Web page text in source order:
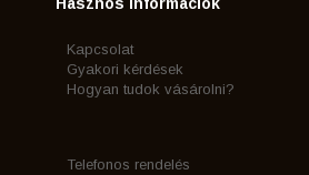
Kapcsolat
Gyakori kérdések
Hogyan tudok vásárolni?
Telefonos rendelés